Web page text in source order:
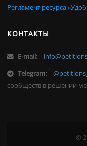
Регламент ресурса
КОНТАКТЫ
E-mail:
Telegram:
сообществ в решении
©